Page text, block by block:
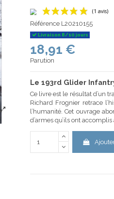
Référence L20210155
Livraison 8/10 jours
18,91 €
Parution
Le 193rd Glider
Ce livre est le résultat d’un
Richard Frognier retrace
l’humanité. Cet ouvrage
d’armes qu’ils ont